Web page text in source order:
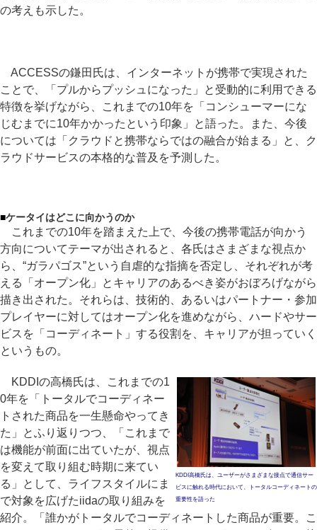
の考えも示した。
ACCESSの鎌田氏は、インターネットが携帯で実現された
ことで、「プルからプッシュになった」と受動的に利用できる
特徴を挙げながら、これまでの10年を「コンシューマーにな
じむまでに10年かかったという印象」と語った。また、今後
については「クラウドと携帯ならではの融合が始まる」と、ク
ラウドサービスの本格的な普及を予測した。
■ケータイはどこに向かうのか
これまでの10年を踏まえた上で、今後の携帯電話が向かう
方向についてテーマが出されると、各氏はさまざまな視点か
ら、“ガラパゴス”という自虐的な指摘を否定し、それぞれが考
える「オープン化」とキャリアのあるべき姿がおぼろげながら
描き出された。それらは、技術的、あるいはパートナー・参加
プレイヤーに対してはオープン化を進めながら、ハードやサー
ビスを「コーディネート」する役割を、キャリアが担っていく
というもの。
KDDI高橋氏は、ユーザーがさまざまな接点で通信サー
ビスに触れる時代において、トータルコーディネートの
重要性を語った
KDDIの高橋氏は、これまでの1
0年を「トータルでコーディネー
トされた商品を一生懸命やってき
た」とふり返りつつ、「これまで
は機能が前面に出ていたが、視点
を変えて取り組む時期に来てい
る」として、ライフスタイルにま
で対象を広げたiidaの取り組みを
紹介。「誰かがトータルでコーディネートした商品が重要。こ